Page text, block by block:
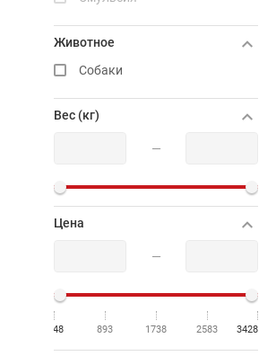
Животное
Собаки
Вес (кг)
—
Цена
—
48 893 1738 2583 3428